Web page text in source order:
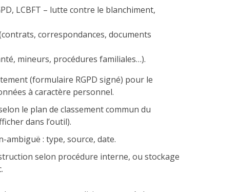
LCBFT – lutte contre le blanchiment,
correspondances, documents
mineurs, procédures familiales…).
(formulaire RGPD signé) pour le
à caractère personnel.
le plan de classement commun du
dans l’outil).
ambiguë : type, source, date.
selon procédure interne, ou stockage